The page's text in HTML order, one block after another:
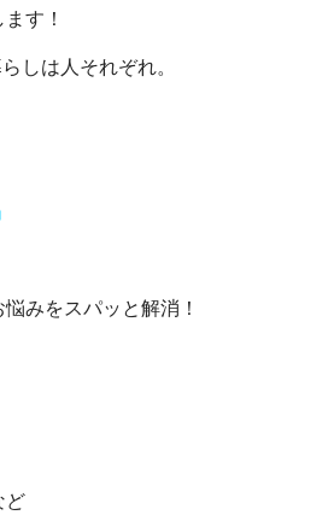
す！
しは人それぞれ。
みをスパッと解消！
ど